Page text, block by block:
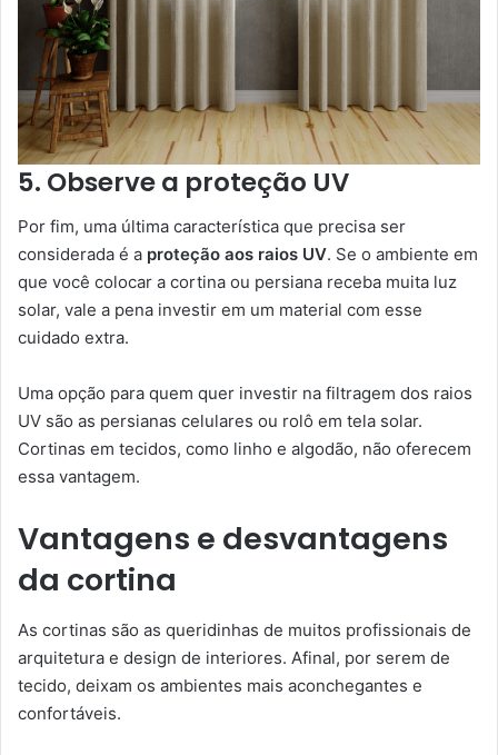
5. Observe a proteção UV
Por fim, uma última característica que precisa ser
considerada é a proteção aos raios UV. Se o ambiente em
que você colocar a cortina ou persiana receba muita luz
solar, vale a pena investir em um material com esse
cuidado extra.
Uma opção para quem quer investir na filtragem dos raios
UV são as persianas celulares ou rolô em tela solar.
Cortinas em tecidos, como linho e algodão, não oferecem
essa vantagem.
Vantagens e desvantagens
da cortina
As cortinas são as queridinhas de muitos profissionais de
arquitetura e design de interiores. Afinal, por serem de
tecido, deixam os ambientes mais aconchegantes e
confortáveis.